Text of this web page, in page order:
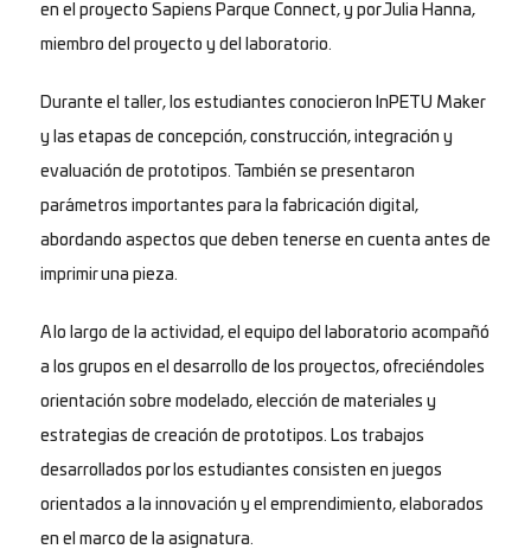
en el proyecto Sapiens Parque Connect, y por Julia Hanna,
miembro del proyecto y del laboratorio.
Durante el taller, los estudiantes conocieron InPETU Maker
y las etapas de concepción, construcción, integración y
evaluación de prototipos. También se presentaron
parámetros importantes para la fabricación digital,
abordando aspectos que deben tenerse en cuenta antes de
imprimir una pieza.
A lo largo de la actividad, el equipo del laboratorio acompañó
a los grupos en el desarrollo de los proyectos, ofreciéndoles
orientación sobre modelado, elección de materiales y
estrategias de creación de prototipos. Los trabajos
desarrollados por los estudiantes consisten en juegos
orientados a la innovación y el emprendimiento, elaborados
en el marco de la asignatura.